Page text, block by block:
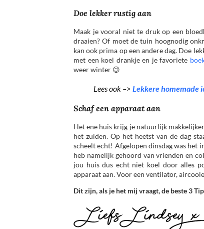
Doe lekker rustig aan
Maak je vooral niet te druk op een
draaien? Of moet de tuin hoognodig
kan ook prima op een andere dag. Doe
met een koel drankje en je favoriete
weer winter 😉
Lees ook –> Lekkere homemade
Schaf een apparaat aan
Het ene huis krijg je natuurlijk
het zuiden. Op het heetst van de dag
scheelt echt! Afgelopen dinsdag was het
heb namelijk gehoord van vrienden en
jou huis dus echt niet koel door alles
apparaat aan. Voor een ventilator,
Dit zijn, als je het mij vraagt, de beste 3